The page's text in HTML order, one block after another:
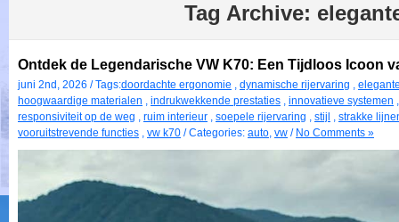
Tag Archive:
Ontdek de Legendarische VW K70: Een Tijdloos Icoon
juni 2nd, 2026 / Tags:doordachte ergonomie , dynamische rijervaring ,
hoogwaardige materialen , indrukwekkende prestaties , innovatieve systemen
responsiviteit op de weg , ruim interieur , soepele rijervaring , stijl , strakke
vooruitstrevende functies , vw k70 / Categories: auto, vw / No Comments »